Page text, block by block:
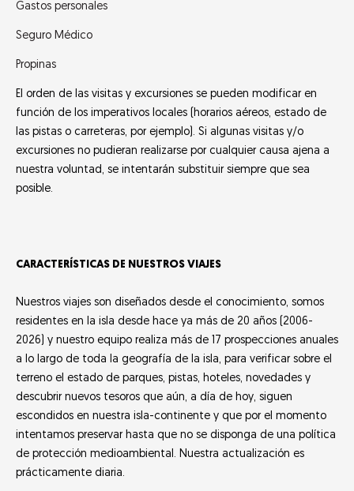
Gastos personales
Seguro Médico
Propinas
El orden de las visitas y excursiones se pueden modificar en
función de los imperativos locales (horarios aéreos, estado de
las pistas o carreteras, por ejemplo). Si algunas visitas y/o
excursiones no pudieran realizarse por cualquier causa ajena a
nuestra voluntad, se intentarán substituir siempre que sea
posible.
CARACTERÍSTICAS DE NUESTROS VIAJES
Nuestros viajes son diseñados desde el conocimiento, somos
residentes en la isla desde hace ya más de 20 años (2006-
2026) y nuestro equipo realiza más de 17 prospecciones anuales
a lo largo de toda la geografía de la isla, para verificar sobre el
terreno el estado de parques, pistas, hoteles, novedades y
descubrir nuevos tesoros que aún, a día de hoy, siguen
escondidos en nuestra isla-continente y que por el momento
intentamos preservar hasta que no se disponga de una política
de protección medioambiental. Nuestra actualización es
prácticamente diaria.